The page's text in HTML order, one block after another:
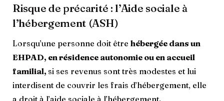
Risque de précarité : l’Aide sociale à
l’hébergement (ASH)
Lorsqu’une personne doit être hébergée dans un
EHPAD, en résidence autonomie ou en accueil
familial, si ses revenus sont très modestes et lui
interdisent de couvrir les frais d’hébergement, elle
a droit à l’aide sociale à l’hébergement.